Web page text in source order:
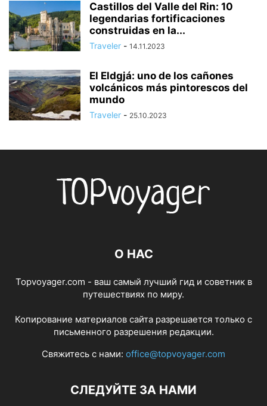
Castillos del Valle del Rin: 10
legendarias fortificaciones
construidas en la...
Traveler - 14.11.2023
El Eldgjá: uno de los cañones
volcánicos más pintorescos del
mundo
Traveler - 25.10.2023
О НАС
Topvoyager.com - ваш самый лучший гид и советник в
путешествиях по миру.
Копирование материалов сайта разрешается только с
письменного разрешения редакции.
Свяжитесь с нами: office@topvoyager.com
СЛЕДУЙТЕ ЗА НАМИ